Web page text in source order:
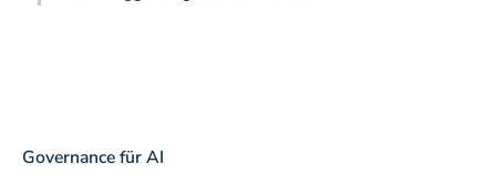
Governance für AI